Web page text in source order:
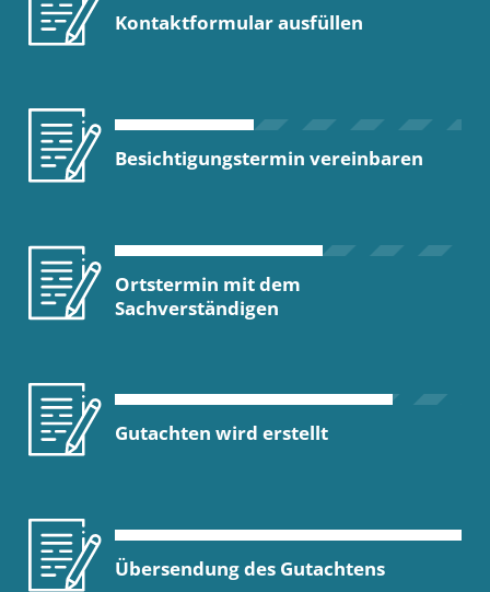
Kontaktformular ausfüllen
Besichtigungstermin vereinbaren
Ortstermin mit dem
Sachverständigen
Gutachten wird erstellt
Übersendung des Gutachtens